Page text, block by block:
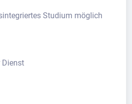
Studium möglich